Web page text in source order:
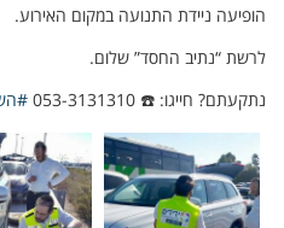
הופיעה ניידת התנועה במקום האירוע.
לרשת “נתיב החסד” שלום.
נתקעתם? חייגו: ☎️
#